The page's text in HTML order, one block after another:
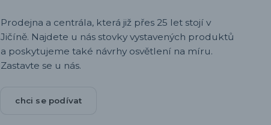
Prodejna a centrála, která již přes 25 let stojí v
Jičíně. Najdete u nás stovky vystavených produktů
a poskytujeme také návrhy osvětlení na míru.
Zastavte se u nás.
chci se podívat